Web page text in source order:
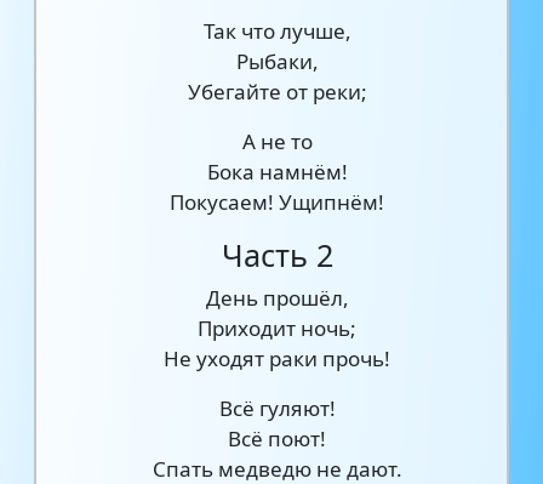
Так что лучше,
Рыбаки,
Убегайте от реки;
А не то
Бока намнём!
Покусаем! Ущипнём!
Часть 2
День прошёл,
Приходит ночь;
Не уходят раки прочь!
Всё гуляют!
Всё поют!
Спать медведю не дают.